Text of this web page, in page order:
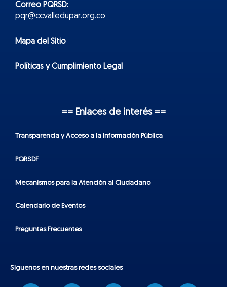
Correo PQRSD:
pqr@ccvalledupar.org.co
Mapa del Sitio
Políticas y Cumplimiento Legal
== Enlaces de interés ==
Transparencia y Acceso a la Información Pública
PQRSDF
Mecanismos para la Atención al Ciudadano
Calendario de Eventos
Preguntas Frecuentes
Síguenos en nuestras redes sociales